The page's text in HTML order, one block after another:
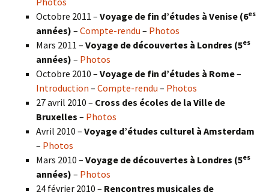
Octobre 2011 – Voyage de fin d’études à Venise (6es
années) – Compte-rendu – Photos
Mars 2011 – Voyage de découvertes à Londres (5es
années) – Photos
Octobre 2010 – Voyage de fin d’études à Rome–
Introduction – Compte-rendu – Photos
27 avril 2010 – Cross des écoles de la Ville de
Bruxelles – Photos
Avril 2010 – Voyage d’études culturel à Amsterdam
– Photos
Mars 2010 – Voyage de découvertes à Londres (5es
années) – Photos
24 février 2010 – Rencontres musicales de